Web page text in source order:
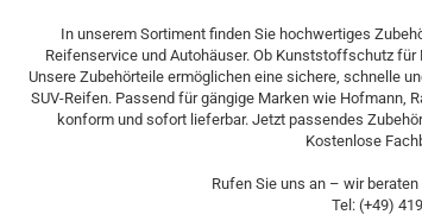
In unserem Sortiment finden Sie hochwertiges
Reifenservice und Autohäuser. Ob Kunststoffschutz
Unsere Zubehörteile ermöglichen eine sichere, schnelle
SUV-Reifen. Passend für gängige Marken wie Hofmann,
konform und sofort lieferbar. Jetzt passendes
Kostenlose
Rufen Sie uns an – wir
Tel: (+49)